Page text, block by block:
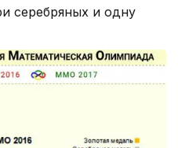
серебряных и одну